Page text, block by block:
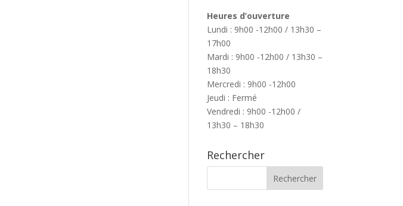
Heures d’ouverture
Lundi : 9h00 -12h00 / 13h30 –
17h00
Mardi : 9h00 -12h00 / 13h30 –
18h30
Mercredi : 9h00 -12h00
Jeudi : Fermé
Vendredi : 9h00 -12h00 /
13h30 – 18h30
Rechercher